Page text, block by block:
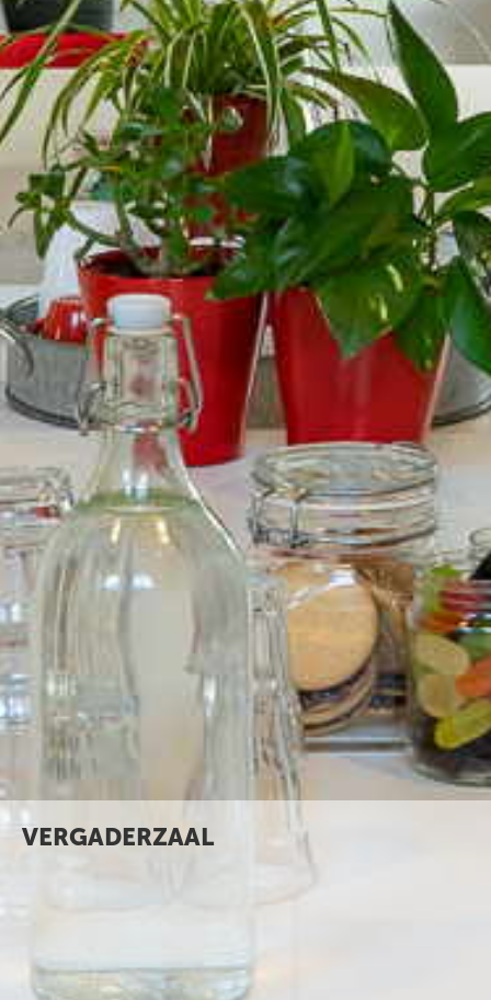
VERGADERZAAL